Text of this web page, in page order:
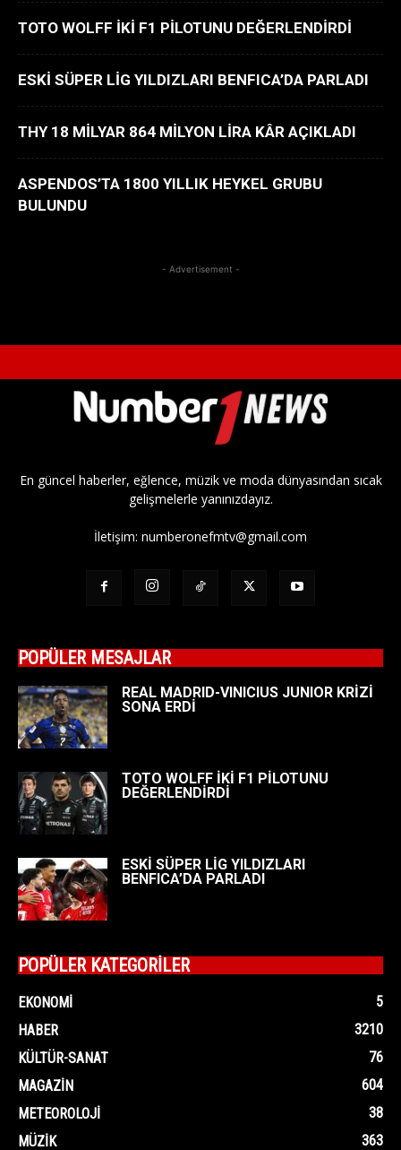
TOTO WOLFF İKİ F1 PİLOTUNU DEĞERLENDİRDİ
ESKİ SÜPER LİG YILDIZLARI BENFICA’DA PARLADI
THY 18 MİLYAR 864 MİLYON LİRA KÂR AÇIKLADI
ASPENDOS’TA 1800 YILLIK HEYKEL GRUBU
BULUNDU
- Advertisement -
En güncel haberler, eğlence, müzik ve moda dünyasından sıcak
gelişmelerle yanınızdayız.
İletişim: numberonefmtv@gmail.com
POPÜLER MESAJLAR
REAL MADRID-VINICIUS JUNIOR KRİZİ
SONA ERDİ
TOTO WOLFF İKİ F1 PİLOTUNU
DEĞERLENDİRDİ
ESKİ SÜPER LİG YILDIZLARI
BENFICA’DA PARLADI
POPÜLER KATEGORİLER
EKONOMI
5
HABER
3210
KÜLTÜR-SANAT
76
MAGAZIN
604
METEOROLOJI
38
MÜZIK
363